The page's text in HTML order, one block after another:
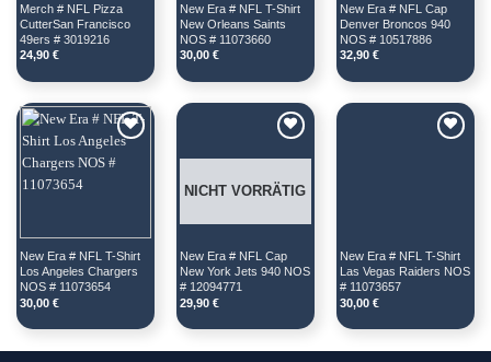
Merch # NFL Pizza
CutterSan Francisco
49ers # 3019216
24,90 €
New Era # NFL T-Shirt
New Orleans Saints
NOS # 11073660
30,00 €
New Era # NFL Cap
Denver Broncos 940
NOS # 10517886
32,90 €
New Era # NFL T-Shirt
Los Angeles Chargers
NOS # 11073654
30,00 €
NICHT VORRÄTIG
New Era # NFL Cap
New York Jets 940 NOS
# 12094771
29,90 €
New Era # NFL T-Shirt
Las Vegas Raiders NOS
# 11073657
30,00 €